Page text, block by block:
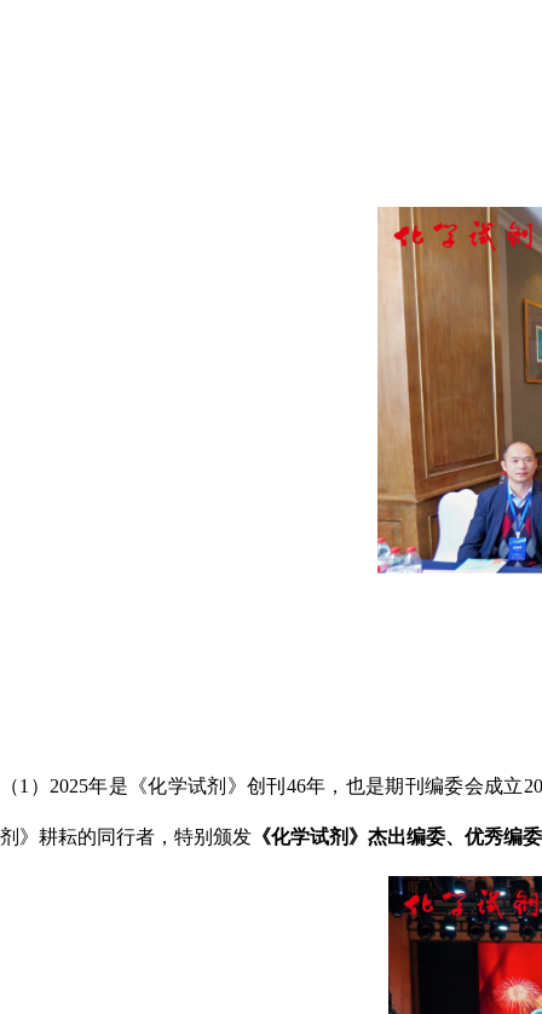
（1 ） 2025年是《化学试剂》创刊 46年，也是期刊编委会成立20
剂》耕耘的同行者，特别颁发 《化学试剂》杰出编委、优秀编